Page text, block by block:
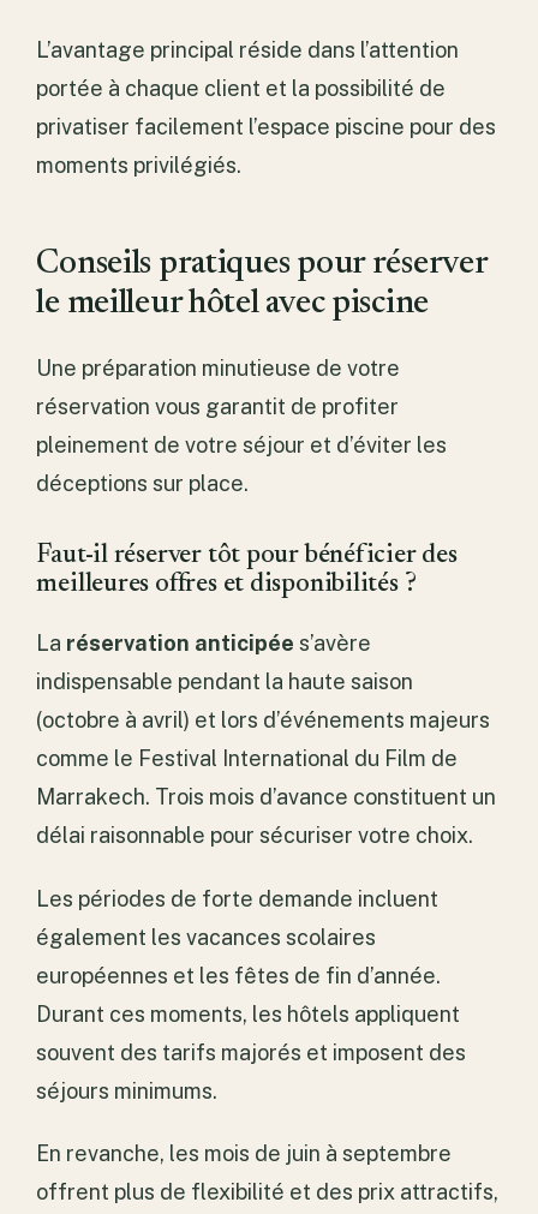
L’avantage principal réside dans l’attention
portée à chaque client et la possibilité de
privatiser facilement l’espace piscine pour des
moments privilégiés.
Conseils pratiques pour réserver
le meilleur hôtel avec piscine
Une préparation minutieuse de votre
réservation vous garantit de profiter
pleinement de votre séjour et d’éviter les
déceptions sur place.
Faut-il réserver tôt pour bénéficier des
meilleures offres et disponibilités ?
La réservation anticipée s’avère
indispensable pendant la haute saison
(octobre à avril) et lors d’événements majeurs
comme le Festival International du Film de
Marrakech. Trois mois d’avance constituent un
délai raisonnable pour sécuriser votre choix.
Les périodes de forte demande incluent
également les vacances scolaires
européennes et les fêtes de fin d’année.
Durant ces moments, les hôtels appliquent
souvent des tarifs majorés et imposent des
séjours minimums.
En revanche, les mois de juin à septembre
offrent plus de flexibilité et des prix attractifs,